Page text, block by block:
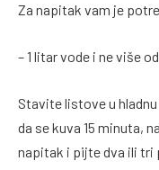
Za napitak vam je
– 1 litar vode i ne više
Stavite listove u
da se kuva 15 minuta,
napitak i pijte dva ili tri